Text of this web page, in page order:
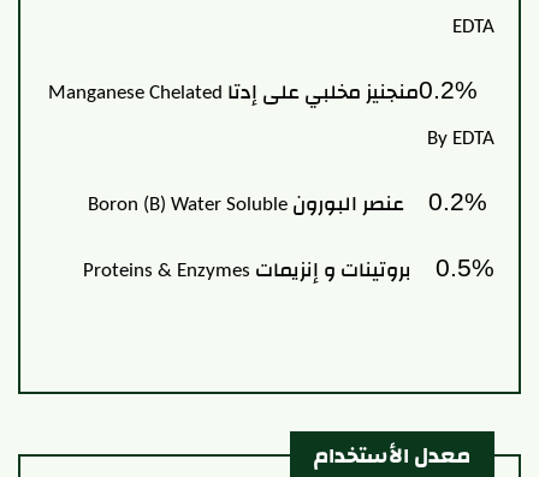
EDTA
0.2%منجنيز مخلبي على إدتا Manganese Chelated
By EDTA
0.2% عنصر البورون Boron (B) Water Soluble
0.5% بروتينات و إنزيمات Proteins & Enzymes
معدل الأستخدام